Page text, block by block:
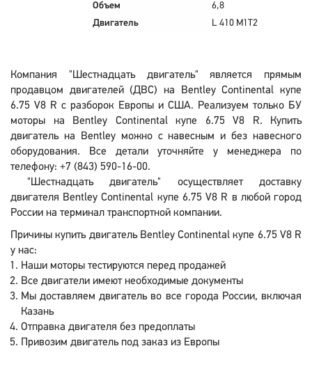
Объем
6,8
Двигатель
L 410 M1T2
Компания "Шестнадцать двигатель" является прямым
продавцом двигателей (ДВС) на Bentley Continental купе
6.75 V8 R с разборок Европы и США. Реализуем только БУ
моторы на Bentley Continental купе 6.75 V8 R. Купить
двигатель на Bentley можно с навесным и без навесного
оборудования. Все детали уточняйте у менеджера по
телефону: +7 (843) 590-16-00.
"Шестнадцать двигатель" осуществляет доставку
двигателя Bentley Continental купе 6.75 V8 R в любой город
России на терминал транспортной компании.
Причины купить двигатель Bentley Continental купе 6.75 V8 R
у нас:
Наши моторы тестируются перед продажей
Все двигатели имеют необходимые документы
Мы доставляем двигатель во все города России, включая
Казань
Отправка двигателя без предоплаты
Привозим двигатель под заказ из Европы